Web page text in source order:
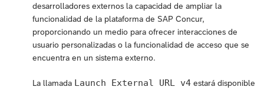
desarrolladores externos la capacidad de ampliar la
funcionalidad de la plataforma de SAP Concur,
proporcionando un medio para ofrecer interacciones de
usuario personalizadas o la funcionalidad de acceso que se
encuentra en un sistema externo.
La llamada Launch External URL v4 estará disponible